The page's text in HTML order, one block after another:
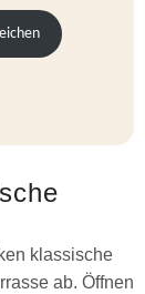
klassische
ab. Öffnen